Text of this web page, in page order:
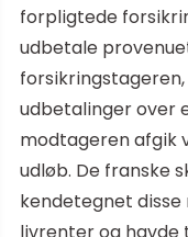
forpligtede
udbetale
udbetalinger over
modtageren afgik
udløb. De franske
kendetegnet
livrenter og havde